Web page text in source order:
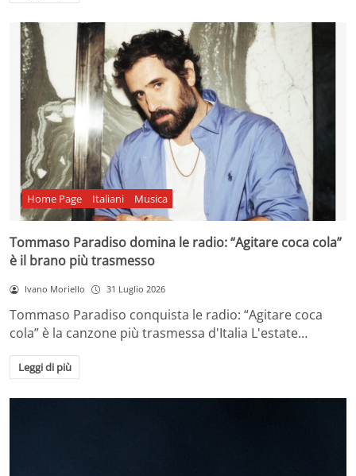
Home Page Italiani Musica
Tommaso Paradiso domina le radio: “Agitare coca cola”
è il brano più trasmesso
Ivano Moriello 31 Luglio 2026
Tommaso Paradiso conquista le radio: “Agitare coca
cola” è la canzone più trasmessa d'Italia L'estate…
Leggi di più